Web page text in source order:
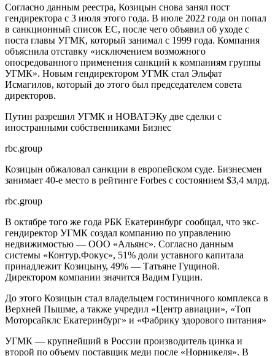
Согласно данным реестра, Козицын снова занял пост
гендиректора с 3 июля этого года. В июле 2022 года он попал
в санкционный список ЕС, после чего объявил об уходе с
поста главы УГМК, который занимал с 1999 года. Компания
объяснила отставку «исключением возможного
опосредованного применения санкций к компаниям группы
УГМК». Новым гендиректором УГМК стал Эльфат
Исмагилов, который до этого был председателем совета
директоров.
Путин разрешил УГМК и НОВАТЭКу две сделки с
иностранными собственниками Бизнес
rbc.group
Козицын обжаловал санкции в европейском суде. Бизнесмен
занимает 40-е место в рейтинге Forbes с состоянием $3,4 млрд.
rbc.group
В октябре того же года РБК Екатеринбург сообщал, что экс-
гендиректор УГМК создал компанию по управлению
недвижимостью — ООО «Альянс». Согласно данным
системы «Контур.Фокус», 51% доли уставного капитала
принадлежит Козицыну, 49% — Татьяне Гущиной.
Директором компании значится Вадим Гущин.
До этого Козицын стал владельцем гостиничного комплекса в
Верхней Пышме, а также учредил «Центр авиации», «Топ
Моторсайклс Екатеринбург» и «Фабрику здорового питания»
УГМК — крупнейший в России производитель цинка и
второй по объему поставщик меди после «Норникеля». В